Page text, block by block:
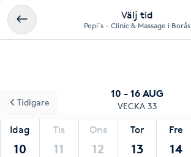
Välj tid
Pepi`s - Clinic & Massage i Borås
10 - 16 AUG
VECKA 33
Idag
10
Tis
11
Ons
12
Tor
13
Fre
14
Tidigare